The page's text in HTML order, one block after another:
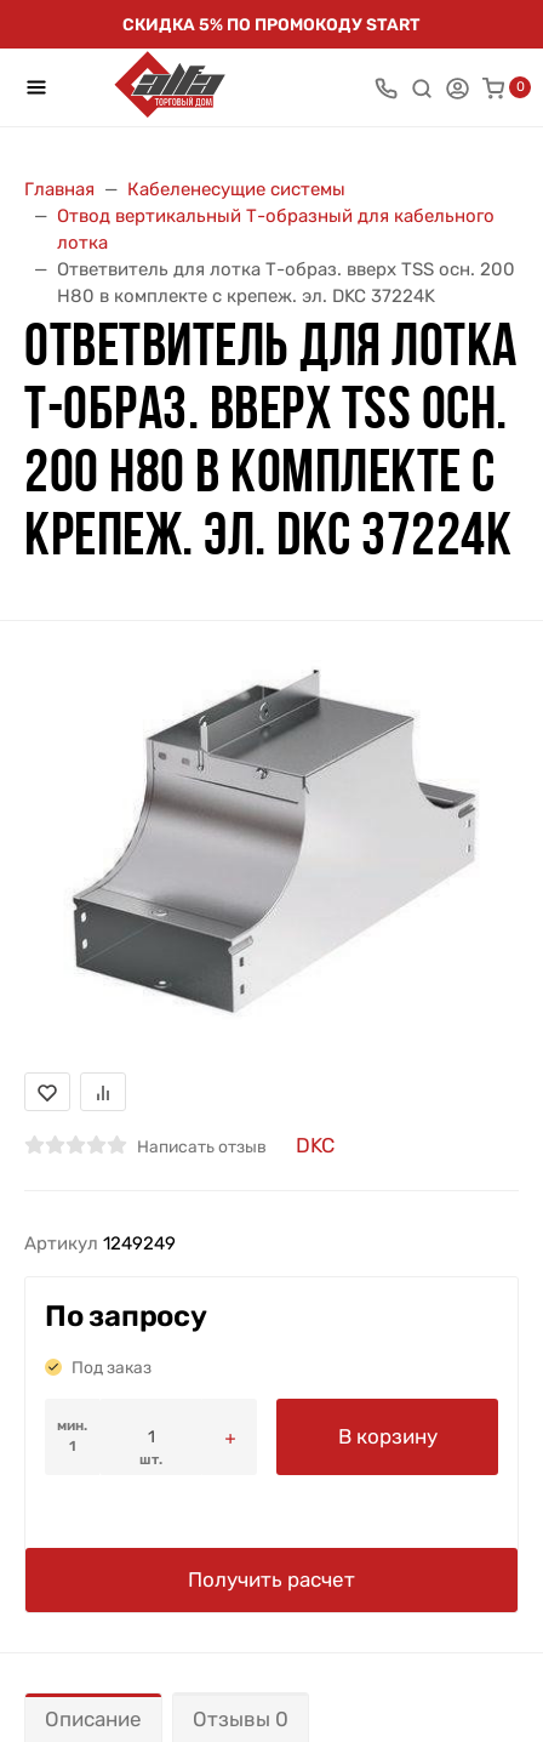
СКИДКА 5% ПО ПРОМОКОДУ START
0
Главная
Кабеленесущие системы
Отвод вертикальный Т-образный для кабельного
лотка
Ответвитель для лотка Т-образ. вверх TSS осн. 200
Н80 в комплекте с крепеж. эл. DKC 37224K
ОТВЕТВИТЕЛЬ ДЛЯ ЛОТКА
Т-ОБРАЗ. ВВЕРХ TSS ОСН.
200 Н80 В КОМПЛЕКТЕ С
КРЕПЕЖ. ЭЛ. DKC 37224K
Написать отзыв DKC
Артикул 1249249
По запросу
Под заказ
мин.
1
шт.
В корзину
Получить расчет
Описание Отзывы 0